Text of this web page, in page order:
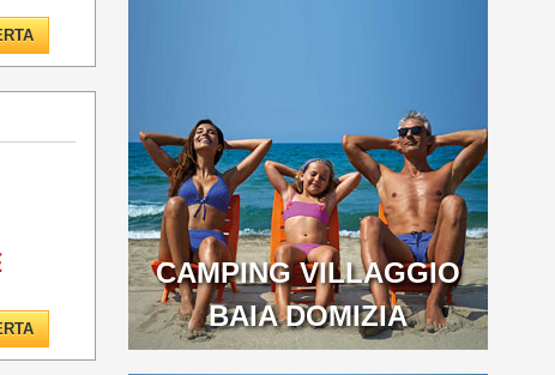
CAMPING VILLAGGIO
BAIA DOMIZIA